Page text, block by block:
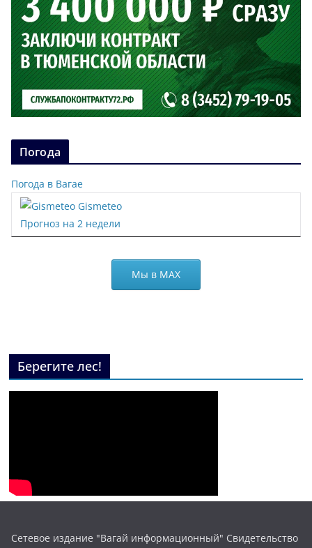
Погода
Погода в Вагае
Gismeteo
Прогноз на 2 недели
Мы в МАХ
Берегите лес!
Сетевое издание "Вагай информационный" Свидетельство